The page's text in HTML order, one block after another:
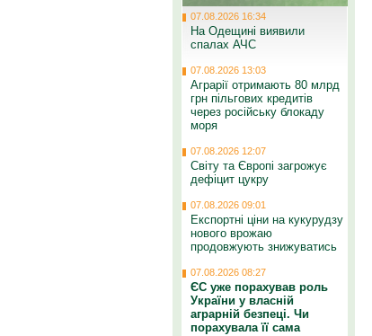
07.08.2026 16:34
На Одещині виявили
спалах АЧС
07.08.2026 13:03
Аграрії отримають 80 млрд
грн пільгових кредитів
через російську блокаду
моря
07.08.2026 12:07
Світу та Європі загрожує
дефіцит цукру
07.08.2026 09:01
Експортні ціни на кукурудзу
нового врожаю
продовжують знижуватись
07.08.2026 08:27
ЄС уже порахував роль
України у власній
аграрній безпеці. Чи
порахувала її сама